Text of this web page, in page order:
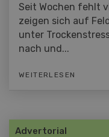
Seit Wochen fehlt
zeigen sich auf
unter
nach und...
WEITERLESEN
Advertorial